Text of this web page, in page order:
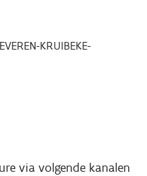
KRUIBEKE-
via volgende kanalen